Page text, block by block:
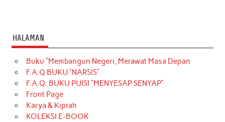
HALAMAN
Buku “Membangun Negeri, Merawat Masa Depan
F.A.Q BUKU “NARSIS”
F.A.Q. BUKU PUISI “MENYESAP SENYAP”
Front Page
Karya & Kiprah
KOLEKSI E-BOOK